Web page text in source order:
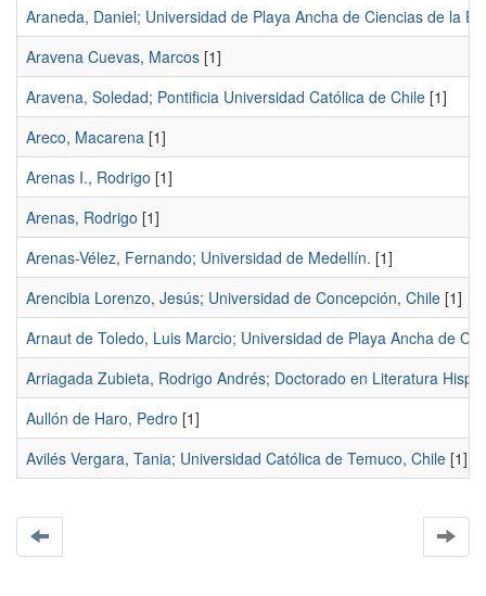
Araneda, Daniel; Universidad de Playa Ancha de Ciencias de la
Aravena Cuevas, Marcos [1]
Aravena, Soledad; Pontificia Universidad Católica de Chile [1]
Areco, Macarena [1]
Arenas I., Rodrigo [1]
Arenas, Rodrigo [1]
Arenas-Vélez, Fernando; Universidad de Medellín. [1]
Arencibia Lorenzo, Jesús; Universidad de Concepción, Chile [1]
Arnaut de Toledo, Luis Marcio; Universidad de Playa Ancha de
Arriagada Zubieta, Rodrigo Andrés; Doctorado en Literatura
Aullón de Haro, Pedro [1]
Avilés Vergara, Tania; Universidad Católica de Temuco, Chile [1]